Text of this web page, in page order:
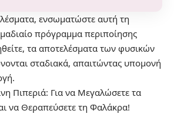
ενσωματώστε αυτή τη
πρόγραμμα περιποίησης
τα αποτελέσματα των φυσικών
σταδιακά, απαιτώντας υπομονή
Πιπεριά: Για να Μεγαλώσετε τα
να Θεραπεύσετε τη Φαλάκρα!